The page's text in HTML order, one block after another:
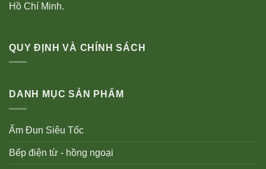
Hồ Chí Minh.
QUY ĐỊNH VÀ CHÍNH SÁCH
DANH MỤC SẢN PHẨM
Ấm Đun Siêu Tốc
Bếp điện từ - hồng ngoại